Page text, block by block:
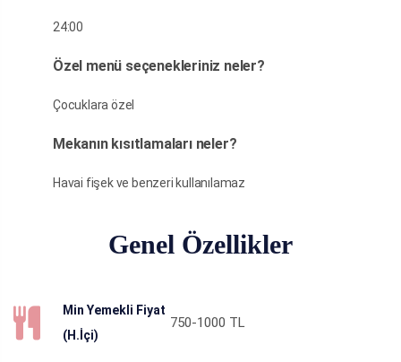
24:00
Özel menü seçenekleriniz neler?
Çocuklara özel
Mekanın kısıtlamaları neler?
Havai fişek ve benzeri kullanılamaz
Genel Özellikler
Min Yemekli Fiyat
(H.İçi)
750-1000 TL